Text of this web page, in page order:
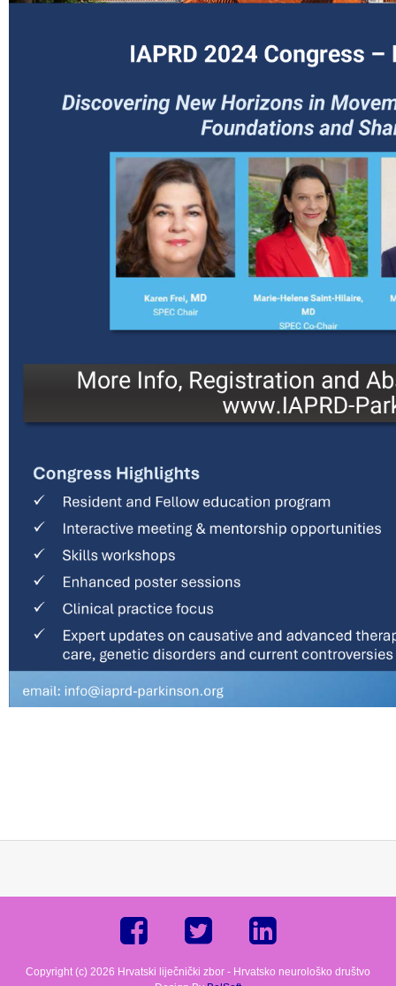
Copyright (c) 2026 Hrvatski liječnički zbor - Hrvatsko neurološko društvo